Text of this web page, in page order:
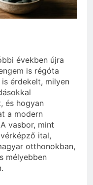
években újra
is régóta
érdekelt, milyen
és hogyan
a modern
vasbor, mint
ital,
otthonokban,
mélyebben